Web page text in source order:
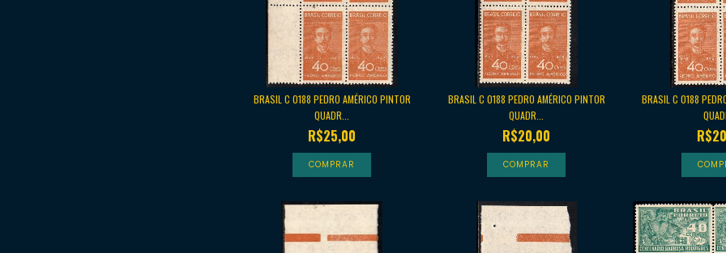
BRASIL C 0188 PEDRO AMÉRICO PINTOR
QUADR...
R$25,00
BRASIL C 0188 PEDRO AMÉRICO PINTOR
QUADR...
R$20,00
BRASIL C 0188